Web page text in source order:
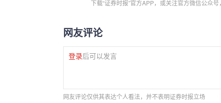
下载“证券时报”官方APP，或关注官方微信公众
网友评论
登录后可以发言
网友评论仅供其表达个人看法，并不表明证券时报立场